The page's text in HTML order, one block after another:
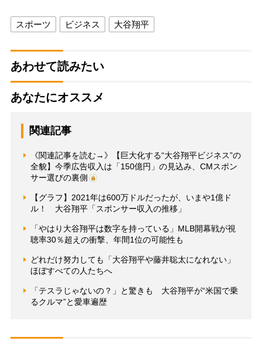
スポーツ ビジネス 大谷翔平
あわせて読みたい
あなたにオススメ
関連記事
《関連記事を読む→》【巨大化する“大谷翔平ビジネス”の
全貌】今季広告収入は「150億円」の見込み、CMスポン
サー選びの裏側
【グラフ】2021年は600万ドルだったが、いまや1億ド
ル！ 大谷翔平「スポンサー収入の推移」
「やはり大谷翔平は数字を持っている」MLB開幕戦が視
聴率30％超えの衝撃、年間1位の可能性も
どれだけ努力しても「大谷翔平や藤井聡太になれない」
ほぼすべての人たちへ
「テスラじゃないの？」と驚きも 大谷翔平が“米国で乗
るクルマ”と愛車遍歴